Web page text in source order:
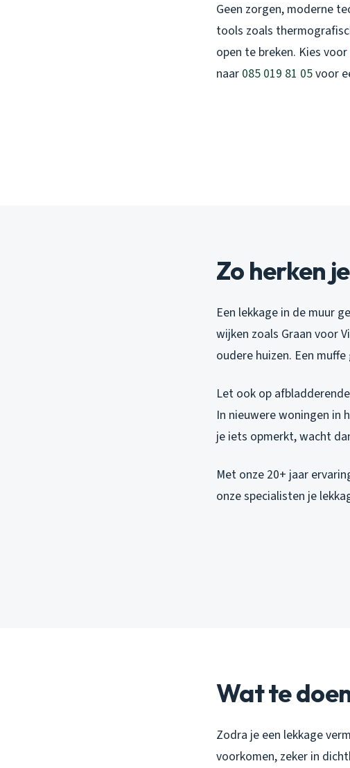
Geen zorgen, moderne
tools zoals
open te breken. Kies voor
naar 085 019 81 05voor
Zo herken
Een lekkage in de muur
wijken zoals Graan voor
oudere huizen. Een
Let ook op
In nieuwere woningen in
je iets opmerkt, wacht
Met onze 20+ jaar
onze specialisten je
Wat te
Zodra je een lekkage
voorkomen, zeker in